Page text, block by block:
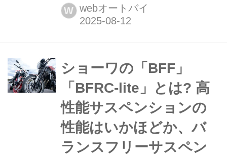
確保してくれるライドハイト機能
「HEIGHTFLEX」は既に実用化されて
内蔵させて、前後同時に下がる新技
術。前後サスに直接ECUが搭載される
など、ショーワのEERA(イーラ...
W webオートバイ
ショーワの「BFF」
「BFRC-lite」とは? 高
性能サスペンションの
性能はいかほどか、バ
ランスフリーサスペン